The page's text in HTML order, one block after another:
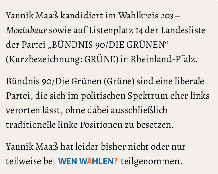
Yannik Maaß kandidiert im Wahlkreis203 –
Montabaursowie auf Listenplatz 14 der Landesliste
der Partei „BÜNDNIS 90/DIE GRÜNEN“
(Kurzbezeichnung: GRÜNE) in Rheinland-Pfalz.
Bündnis 90/Die Grünen (Grüne) sind eine liberale
Partei, die sich im politischen Spektrum eher links
verorten lässt, ohne dabei ausschließlich
traditionelle linke Positionen zu besetzen.
Yannik Maaß hat leider bisher nicht oder nur
teilweise bei WEN WÄHLEN? teilgenommen.